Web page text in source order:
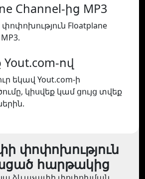
Channel-ից MP3
Floatplane
ով
եկավ Yout.com-ի
կիսվեք կամ ցույց տվեք
փոփոխություն
հարթակից